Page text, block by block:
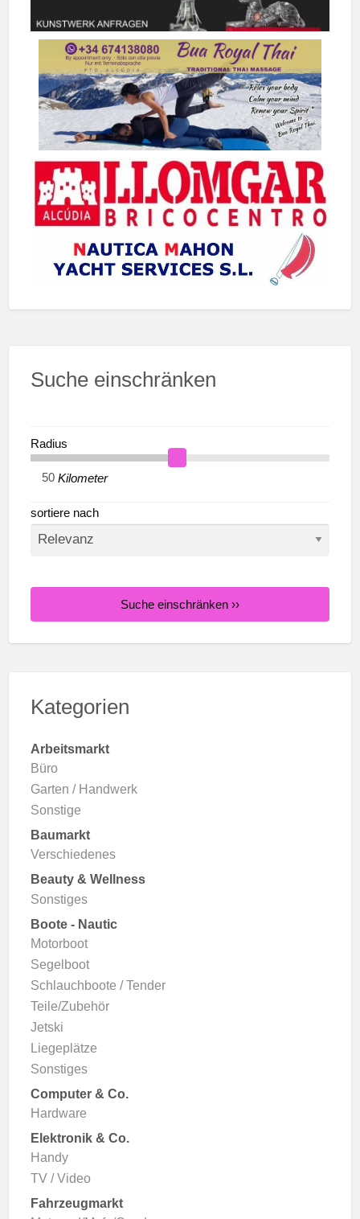
Suche einschränken
Radius
Kilometer
sortiere nach
Suche einschränken ››
Kategorien
Arbeitsmarkt
Büro
Garten / Handwerk
Sonstige
Baumarkt
Verschiedenes
Beauty & Wellness
Sonstiges
Boote - Nautic
Motorboot
Segelboot
Schlauchboote / Tender
Teile/Zubehör
Jetski
Liegeplätze
Sonstiges
Computer & Co.
Hardware
Elektronik & Co.
Handy
TV / Video
Fahrzeugmarkt